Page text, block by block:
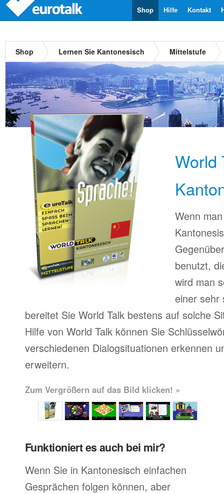
Kontakt
Hilfe
Shop
Shop Lernen Sie Kantonesisch Mittelstufe
World
Wenn
benutzt,
wird man
einer sehr
bereitet Sie World Talk bestens auf solche
Hilfe von World Talk können Sie
verschiedenen Dialogsituationen erkennen
erweitern.
Zum Vergrößern auf das Bild klicken! »
Funktioniert es auch bei mir?
Wenn Sie in Kantonesisch einfachen
Gesprächen folgen können, aber